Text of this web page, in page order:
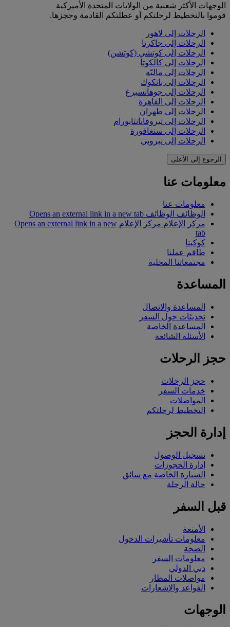
الوجهات الأكثر شعبية من الولايات المتحدة الأميركية
قوموا بالتخطيط لرحلتكم أو عطلتكم القادمة وحجزها.
الرحلات إلى لاهور
الرحلات إلى جاكرتا
الرحلات إلى كوتشي (كوتشن)
الرحلات إلى كالكوتا
الرحلات إلى ماليّه
الرحلات إلى بانكوك
الرحلات إلى جوهانسبرغ
الرحلات إلى القاهرة
الرحلات إلى طهران
الرحلات إلى ثيروفانانثابورام
الرحلات إلى سنغافورة
الرحلات إلى نيروبي
الرجوع إلى الأعلى
معلومات عنا
معلومات عنا
الوظائف الوظائف Opens an external link in a new tab
مركز الإعلام
مركز الإعلام Opens an external link in a new
tab
كوكبنا
طاقم عملنا
مجتمعاتنا المحلية
المساعدة
المساعدة والاتصال
تحديثات حول السفر
المساعدة الخاصة
الأسئلة الشائعة
حجز الرحلات
حجز الرحلات
خدمات السفر
المواصلات
التخطيط لرحلتكم
إدارة الحجز
تسجيل الوصول
إدارة الحجوزات
السيارة الخاصة مع سائق
حالة الرحلة
قبل السفر
الأمتعة
معلومات تأشيرات الدخول
الصحة
معلومات السفر
دبي الدولي
مواصلات المطار
القواعد والإشعارات
الوجهات